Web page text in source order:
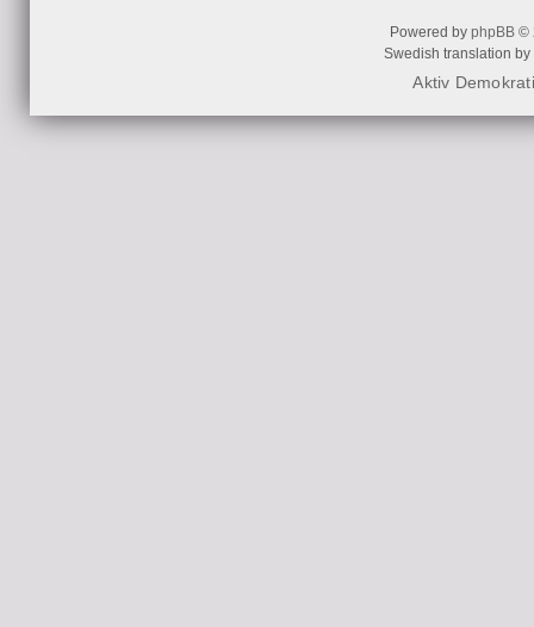
Powered by phpBB©
Swedish translation by
Aktiv Demokrati